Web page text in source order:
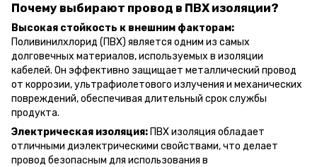
Почему выбирают провод в ПВХ изоляции?
Высокая стойкость к внешним факторам:
Поливинилхлорид (ПВХ) является одним из самых
долговечных материалов, используемых в изоляции
кабелей. Он эффективно защищает металлический провод
от коррозии, ультрафиолетового излучения и механических
повреждений, обеспечивая длительный срок службы
продукта.
Электрическая изоляция: ПВХ изоляция обладает
отличными диэлектрическими свойствами, что делает
провод безопасным для использования в